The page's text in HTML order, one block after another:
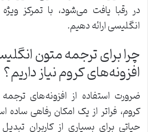
در رقبا یافت می‌شود، با تمرکز
انگلیسی ارائه دهیم.
چرا برای ترجمه متون
افزونه‌های کروم نیاز داریم؟
ضرورت استفاده از افزونه‌های
کروم، فراتر از یک امکان رفاهی ساده
حیاتی برای بسیاری از کاربران